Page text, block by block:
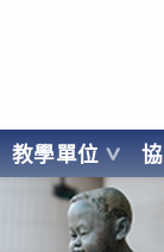
教學單位